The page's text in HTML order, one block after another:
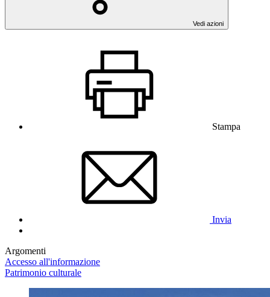
Vedi azioni
Stampa
Invia
Argomenti
Accesso all'informazione
Patrimonio culturale